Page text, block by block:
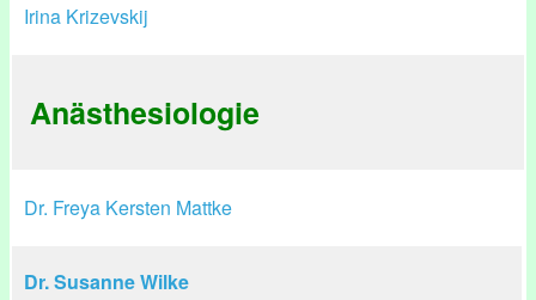
Irina Krizevskij
Anästhesiologie
Dr. Freya Kersten Mattke
Dr. Susanne Wilke